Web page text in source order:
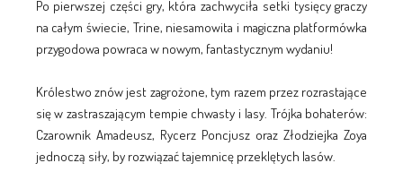
Po pierwszej części gry, która zachwyciła setki tysięcy graczy
na całym świecie, Trine, niesamowita i magiczna platformówka
przygodowa powraca w nowym, fantastycznym wydaniu!
Królestwo znów jest zagrożone, tym razem przez rozrastające
się w zastraszającym tempie chwasty i lasy. Trójka bohaterów:
Czarownik Amadeusz, Rycerz Poncjusz oraz Złodziejka Zoya
jednoczą siły, by rozwiązać tajemnicę przeklętych lasów.